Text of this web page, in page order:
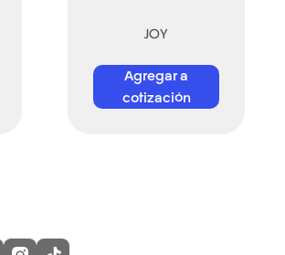
JOY
Agregar a
cotización